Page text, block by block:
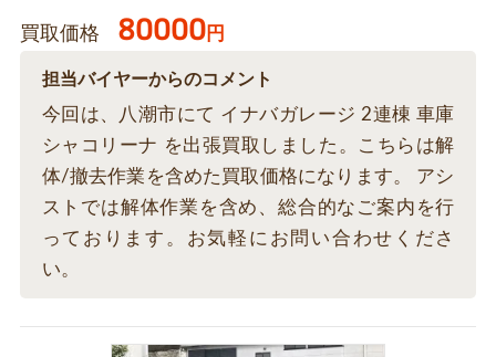
買取価格 80000円
担当バイヤーからのコメント
今回は、八潮市にて イナバガレージ 2連棟 車庫
シャコリーナ を出張買取しました。こちらは解
体/撤去作業を含めた買取価格になります。 アシ
ストでは解体作業を含め、総合的なご案内を行
っております。お気軽にお問い合わせくださ
い。